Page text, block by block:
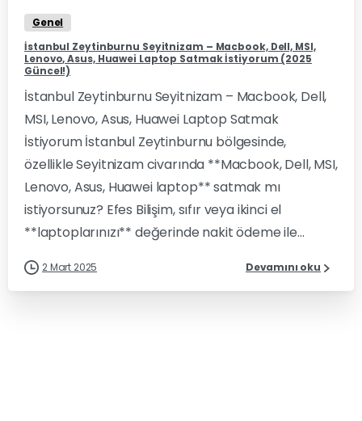
Genel
İstanbul Zeytinburnu Seyitnizam – Macbook, Dell, MSI,
Lenovo, Asus, Huawei Laptop Satmak İstiyorum (2025
Güncel!)
İstanbul Zeytinburnu Seyitnizam – Macbook, Dell,
MSI, Lenovo, Asus, Huawei Laptop Satmak
İstiyorum İstanbul Zeytinburnu bölgesinde,
özellikle Seyitnizam civarında **Macbook, Dell, MSI,
Lenovo, Asus, Huawei laptop** satmak mı
istiyorsunuz? Efes Bilişim, sıfır veya ikinci el
**laptoplarınızı** değerinde nakit ödeme ile...
2 Mart 2025 Devamını oku